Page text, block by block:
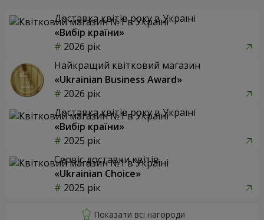
Доставка квітів року в Україні
«Вибір країни»
2026 рік
Найкращий квітковий магазин
«Ukrainian Business Award»
2026 рік
Доставка квітів року в Україні
«Вибір країни»
2025 рік
Сервіс доставки квітів
«Ukrainian Choice»
2025 рік